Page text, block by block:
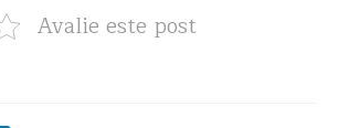
Avalie este post